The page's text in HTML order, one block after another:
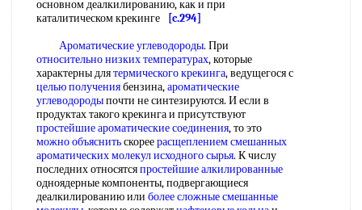
основном деалкилированию, как и при
каталитическом крекинге
[c.294]
Ароматические углеводороды. При
относительно низких температурах, которые
характерны длятермического крекинга, ведущегося с
целью получениябензина,ароматические
углеводородыпочти не синтезируются. И если в
продуктах такого крекинга и присутствуют
простейшие ароматические соединения, то это
можно объяснитьскореерасщеплением смешанных
ароматических молекулисходного сырья. К числу
последних относятсяпростейшие алкилированные
одноядерные компоненты, подвергающиеся
деалкилированию или более сложныесмешанные